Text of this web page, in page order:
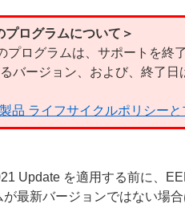
プログラムについて＞
プログラムは、サポートを終
バージョン、および、終了
品 ライフサイクルポリシー
Update を適用する前に、
最新バージョンではない場